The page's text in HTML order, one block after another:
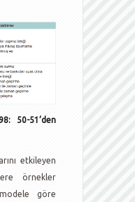
50-51’den
etkileyen
örnekler
göre